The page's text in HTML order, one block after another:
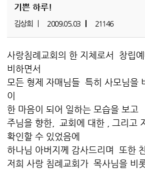
기쁜 하루!
김상희 2009.05.03 21146
사랑침례교회의 한 지체로서 창립
비하면서
모든 형제 자매님들 특히 사모님을
이
한 마음이 되어 일하는 모습을 보고
주님을 향한, 교회에 대한 , 그리고
확인할 수 있었음에
하나님 아버지께 감사드리며 또한
저희 사랑 침례교회가 목사님을 비